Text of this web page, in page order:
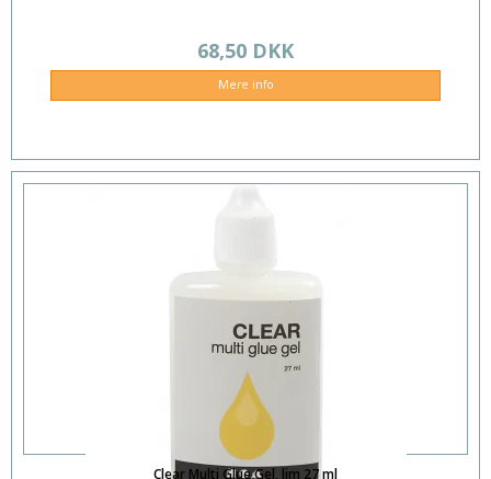
68,50 DKK
Mere info
Clear Multi Glue Gel, lim 27 ml